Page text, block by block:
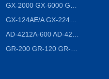
GX-124AE/A GX-224AE/A分析天平